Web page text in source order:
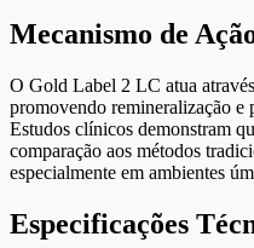
Mecanismo de
O Gold Label 2 LC atua
promovendo remineralização e
Estudos clínicos demonstram
comparação aos métodos
especialmente em ambientes
Especificações